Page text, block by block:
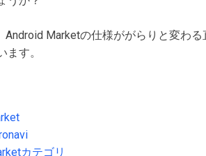
Android Marketの仕様ががらりと変わ
す。
カテゴリ